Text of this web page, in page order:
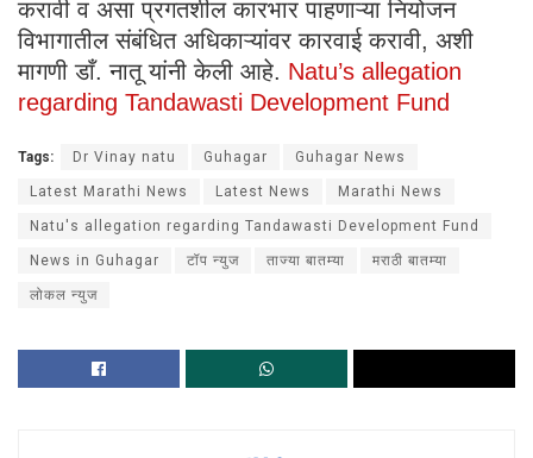
करावी व असा प्रगतशील कारभार पाहणाऱ्या नियोजन
विभागातील संबंधित अधिकाऱ्यांवर कारवाई करावी, अशी
मागणी डाँ. नातू यांनी केली आहे. Natu’s allegation
regarding Tandawasti Development Fund
Tags: Dr Vinay natu Guhagar Guhagar News
Latest Marathi News Latest News Marathi News
Natu's allegation regarding Tandawasti Development Fund
News in Guhagar टॉप न्युज ताज्या बातम्या मराठी बातम्या
लोकल न्युज